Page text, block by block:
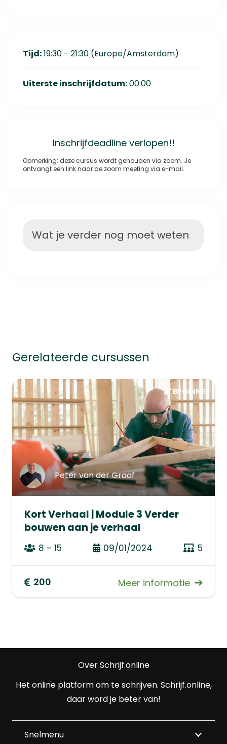
Tijd:19:30 - 21:30 (Europe/Amsterdam)
Uiterste inschrijfdatum:00:00
Inschrijfdeadline verlopen!!
Opmerking: deze cursus wordt gehouden via zoom. Je
ontvangt een link naar de zoom meeting via e-mail.
Wat je verder nog moet weten
Gerelateerde cursussen
Peter van der Graaf
BEGINNER
Kort Verhaal | Module 3 Verder
bouwen aan je verhaal
8 - 15 09/01/2024 5
200 Meer informatie
Over Schrijf.online
Het online platform om te schrijven. Schrijf.online,
daar word je beter van!
Snelmenu